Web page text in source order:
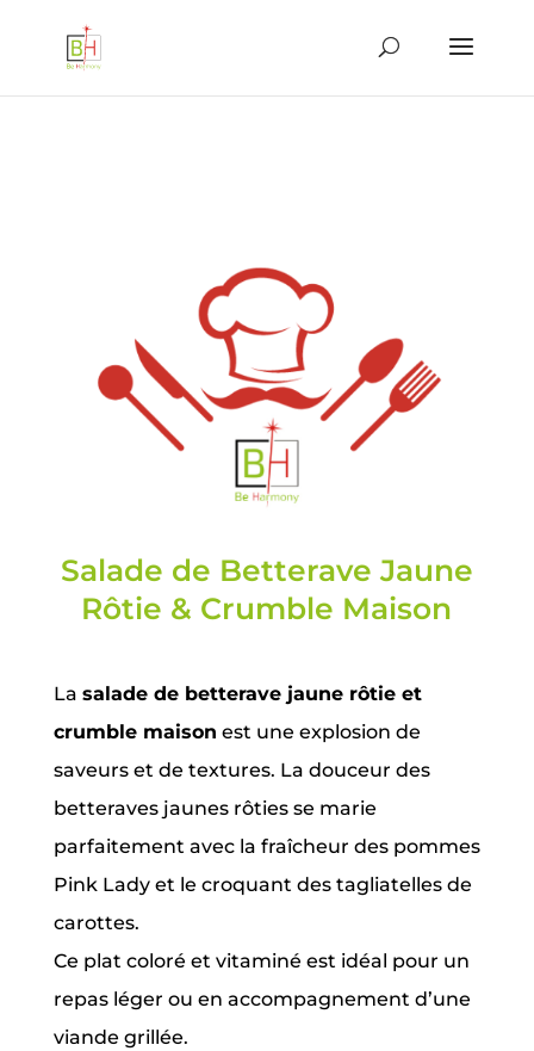
Salade de Betterave Jaune
Rôtie & Crumble Maison
La salade de betterave jaune rôtie et
crumble maison est une explosion de
saveurs et de textures. La douceur des
betteraves jaunes rôties se marie
parfaitement avec la fraîcheur des pommes
Pink Lady et le croquant des tagliatelles de
carottes.
Ce plat coloré et vitaminé est idéal pour un
repas léger ou en accompagnement d’une
viande grillée.